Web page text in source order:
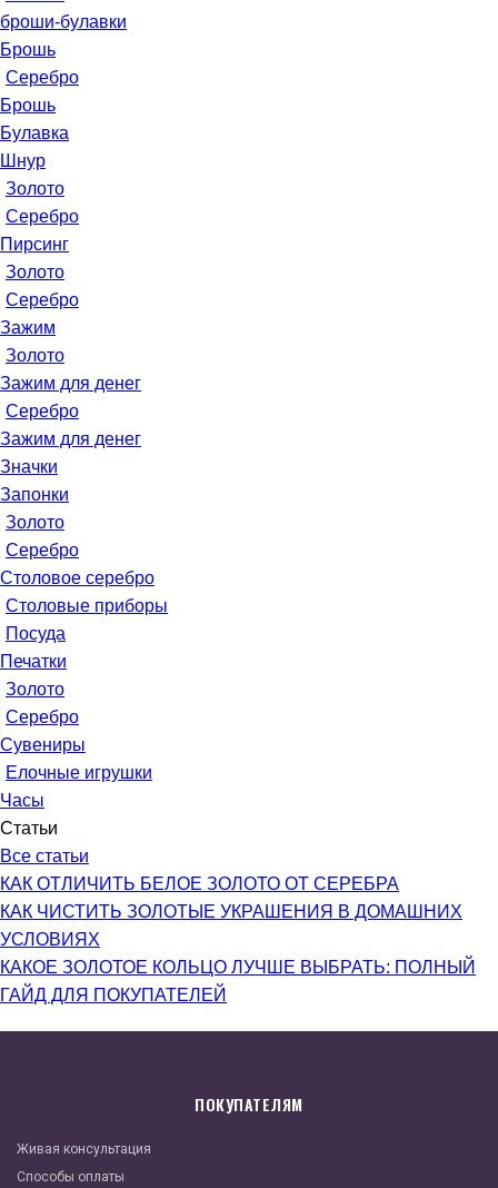
броши-булавки
Брошь
Серебро
Брошь
Булавка
Шнур
Золото
Серебро
Пирсинг
Золото
Серебро
Зажим
Золото
Зажим для денег
Серебро
Зажим для денег
Значки
Запонки
Золото
Серебро
Столовое серебро
Столовые приборы
Посуда
Печатки
Золото
Серебро
Сувениры
Елочные игрушки
Часы
Статьи
Все статьи
КАК ОТЛИЧИТЬ БЕЛОЕ ЗОЛОТО ОТ СЕРЕБРА
КАК ЧИСТИТЬ ЗОЛОТЫЕ УКРАШЕНИЯ В ДОМАШНИХ
УСЛОВИЯХ
КАКОЕ ЗОЛОТОЕ КОЛЬЦО ЛУЧШЕ ВЫБРАТЬ: ПОЛНЫЙ
ГАЙД ДЛЯ ПОКУПАТЕЛЕЙ
ПОКУПАТЕЛЯМ
Живая консультация
Способы оплаты